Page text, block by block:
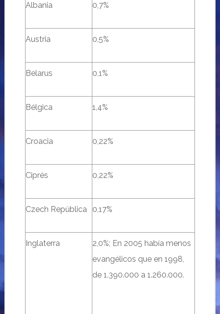
Albania 0,7%
Austria 0,5%
Belarus 0,1%
Bélgica 1,4%
Croacia 0,22%
Ciprés 0,22%
Czech República 0,17%
Inglaterra
2,0%; En 2005 había menos
evangélicos que en 1998,
de 1.390.000 a 1.260.000.